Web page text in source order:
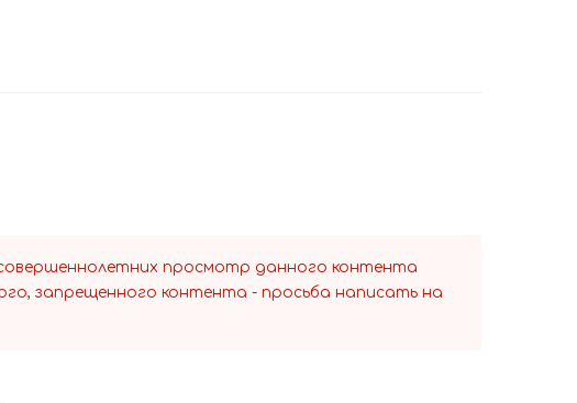
просмотр данного контента
запрещенного контента - просьба написать на